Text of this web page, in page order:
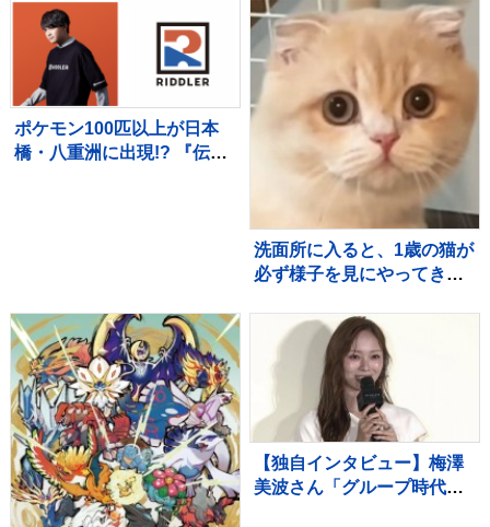
思わず感動する『成長記
録』が255万再生「素敵」
「愛溢れてる」
ポケモン100匹以上が日本
橋・八重洲に出現!? 『伝説
洗面所に入ると、1歳の猫が
必ず様子を見にやってき
22万いいね「首の角度がた
まらん」「真剣に見てるね
【独自インタビュー】梅澤
美波さん「グループ時代は